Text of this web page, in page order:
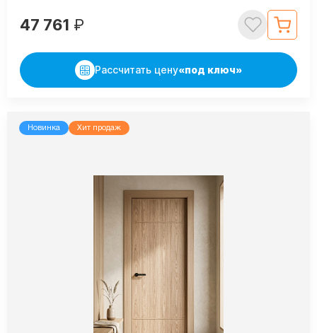
47 761 ₽
Рассчитать цену«под ключ»
Новинка Хит продаж